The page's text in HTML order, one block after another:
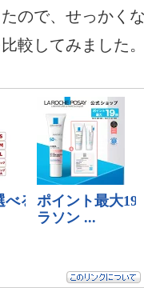
ので、せっかく
較してみました。